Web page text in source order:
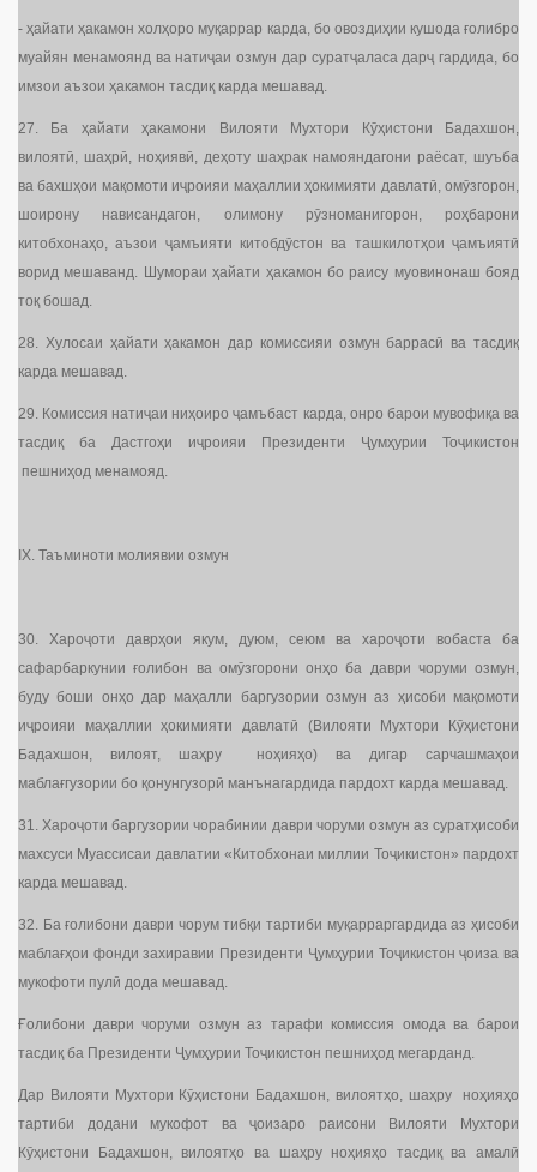
- ҳайати ҳакамон холҳоро муқаррар карда, бо овоздиҳии кушода ғолибро
муайян менамоянд ва натиҷаи озмун дар суратҷаласа дарҷ гардида, бо
имзои аъзои ҳакамон тасдиқ карда мешавад.
27. Ба ҳайати ҳакамони Вилояти Мухтори Кӯҳистони Бадахшон,
вилоятӣ, шаҳрӣ, ноҳиявӣ, деҳоту шаҳрак намояндагони раёсат, шуъба
ва бахшҳои мақомоти иҷроияи маҳаллии ҳокимияти давлатӣ, омӯзгорон,
шоирону нависандагон, олимону рӯзноманигорон, роҳбарони
китобхонаҳо, аъзои ҷамъияти китобдӯстон ва ташкилотҳои ҷамъиятӣ
ворид мешаванд. Шумораи ҳайати ҳакамон бо раису муовинонаш бояд
тоқ бошад.
28. Хулосаи ҳайати ҳакамон дар комиссияи озмун баррасӣ ва тасдиқ
карда мешавад.
29. Комиссия натиҷаи ниҳоиро ҷамъбаст карда, онро барои мувофиқа ва
тасдиқ ба Дастгоҳи иҷроияи Президенти Ҷумҳурии Тоҷикистон
пешниҳод менамояд.
IX. Таъминоти молиявии озмун
30. Хароҷоти даврҳои якум, дуюм, сеюм ва хароҷоти вобаста ба
сафарбаркунии ғолибон ва омӯзгорони онҳо ба даври чоруми озмун,
буду боши онҳо дар маҳалли баргузории озмун аз ҳисоби мақомоти
иҷроияи маҳаллии ҳокимияти давлатӣ (Вилояти Мухтори Кӯҳистони
Бадахшон, вилоят, шаҳру ноҳияҳо) ва дигар сарчашмаҳои
маблағгузории бо қонунгузорӣ манънагардида пардохт карда мешавад.
31. Хароҷоти баргузории чорабинии даври чоруми озмун аз суратҳисоби
махсуси Муассисаи давлатии «Китобхонаи миллии Тоҷикистон» пардохт
карда мешавад.
32. Ба ғолибони даври чорум тибқи тартиби муқарраргардида аз ҳисоби
маблағҳои фонди захиравии Президенти Ҷумҳурии Тоҷикистон ҷоиза ва
мукофоти пулӣ дода мешавад.
Ғолибони даври чоруми озмун аз тарафи комиссия омода ва барои
тасдиқ ба Президенти Ҷумҳурии Тоҷикистон пешниҳод мегарданд.
Дар Вилояти Мухтори Кӯҳистони Бадахшон, вилоятҳо, шаҳру ноҳияҳо
тартиби додани мукофот ва ҷоизаро раисони Вилояти Мухтори
Кӯҳистони Бадахшон, вилоятҳо ва шаҳру ноҳияҳо тасдиқ ва амалӣ